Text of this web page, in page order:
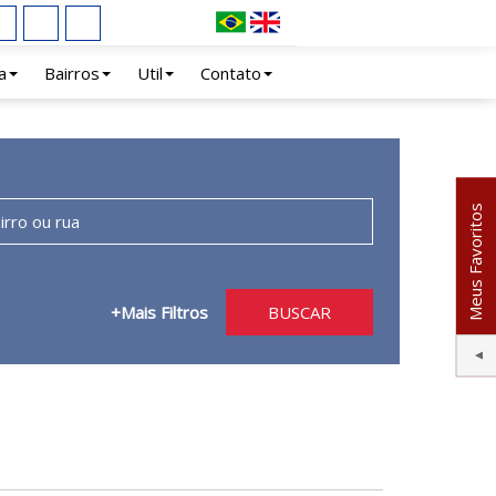
Bairros Util Contato
+Mais Filtros BUSCAR Meus Favoritos